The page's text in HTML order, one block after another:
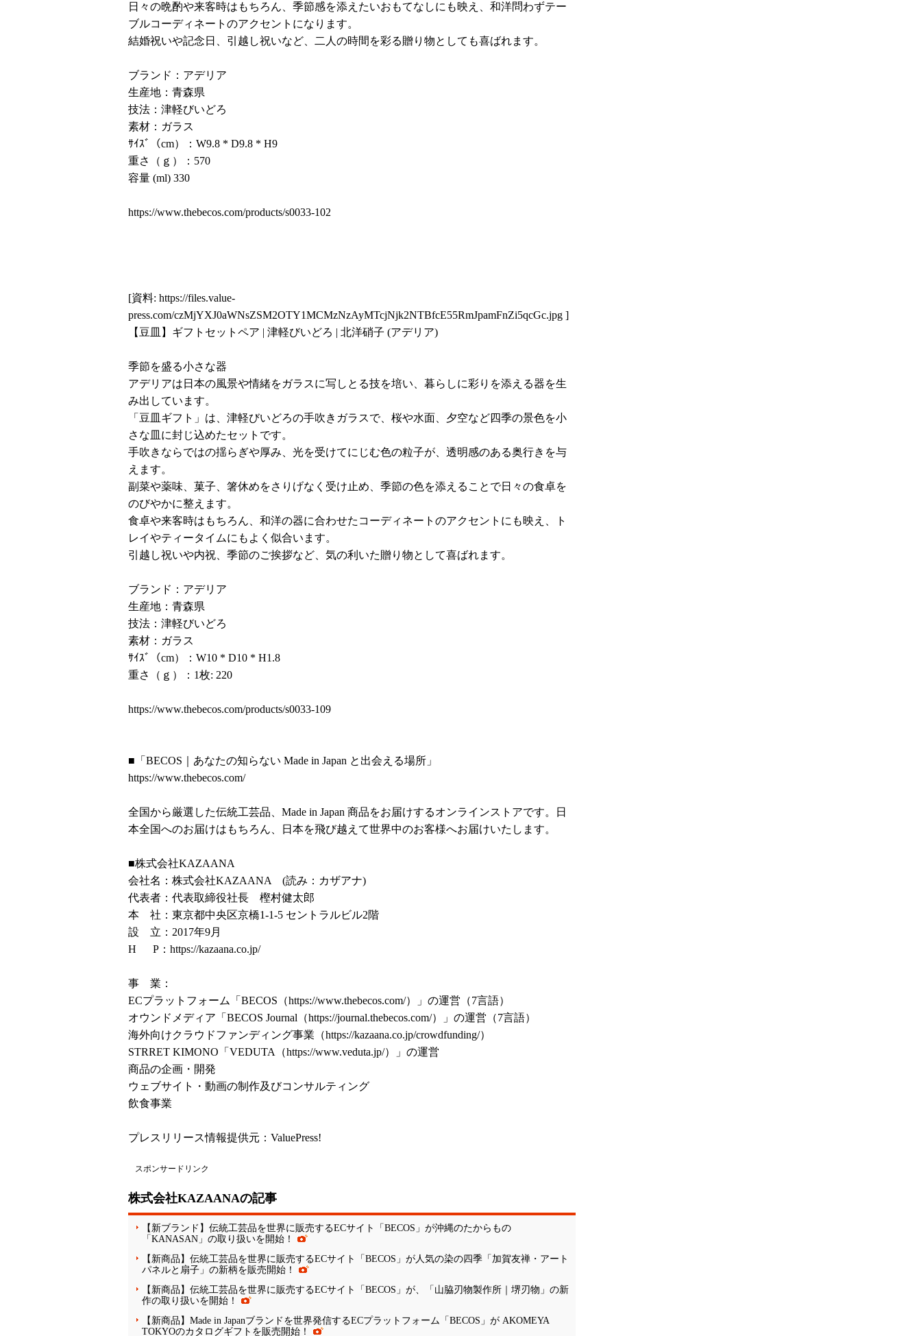
日々の晩酌や来客時はもちろん、季節感を添えたいおもてなしにも映え、和洋問わずテー
ブルコーディネートのアクセントになります。
結婚祝いや記念日、引越し祝いなど、二人の時間を彩る贈り物としても喜ばれます。
ブランド：アデリア
生産地：青森県
技法：津軽びいどろ
素材：ガラス
ｻｲｽﾞ（cm）：W9.8 * D9.8 * H9
重さ（ｇ）：570
容量 (ml) 330
https://www.thebecos.com/products/s0033-102
[資料: https://files.value-
press.com/czMjYXJ0aWNsZSM2OTY1MCMzNzAyMTcjNjk2NTBfcE55RmJpamFnZi5qcGc.jpg ]
【豆皿】ギフトセットペア | 津軽びいどろ | 北洋硝子 (アデリア)
季節を盛る小さな器
アデリアは日本の風景や情緒をガラスに写しとる技を培い、暮らしに彩りを添える器を生
み出しています。
「豆皿ギフト」は、津軽びいどろの手吹きガラスで、桜や水面、夕空など四季の景色を小
さな皿に封じ込めたセットです。
手吹きならではの揺らぎや厚み、光を受けてにじむ色の粒子が、透明感のある奥行きを与
えます。
副菜や薬味、菓子、箸休めをさりげなく受け止め、季節の色を添えることで日々の食卓を
のびやかに整えます。
食卓や来客時はもちろん、和洋の器に合わせたコーディネートのアクセントにも映え、ト
レイやティータイムにもよく似合います。
引越し祝いや内祝、季節のご挨拶など、気の利いた贈り物として喜ばれます。
ブランド：アデリア
生産地：青森県
技法：津軽びいどろ
素材：ガラス
ｻｲｽﾞ（cm）：W10 * D10 * H1.8
重さ（ｇ）：1枚: 220
https://www.thebecos.com/products/s0033-109
■「BECOS｜あなたの知らない Made in Japan と出会える場所」
https://www.thebecos.com/
全国から厳選した伝統工芸品、Made in Japan 商品をお届けするオンラインストアです。日
本全国へのお届けはもちろん、日本を飛び越えて世界中のお客様へお届けいたします。
■株式会社KAZAANA
会社名：株式会社KAZAANA (読み：カザアナ)
代表者：代表取締役社長 樫村健太郎
本 社：東京都中央区京橋1-1-5 セントラルビル2階
設 立：2017年9月
H P： https://kazaana.co.jp/
事 業：
ECプラットフォーム「BECOS（https://www.thebecos.com/）」の運営（7言語）
オウンドメディア「BECOS Journal（https://journal.thebecos.com/）」の運営（7言語）
海外向けクラウドファンディング事業（https://kazaana.co.jp/crowdfunding/）
STRRET KIMONO「VEDUTA（https://www.veduta.jp/）」の運営
商品の企画・開発
ウェブサイト・動画の制作及びコンサルティング
飲食事業
プレスリリース情報提供元： ValuePress!
スポンサードリンク
株式会社KAZAANAの記事
【新ブランド】伝統工芸品を世界に販売するECサイト「BECOS」が沖縄のたからもの
「KANASAN」の取り扱いを開始！
【新商品】伝統工芸品を世界に販売するECサイト「BECOS」が人気の染の四季「加賀友禅・アート
パネルと扇子」の新柄を販売開始！
【新商品】伝統工芸品を世界に販売するECサイト「BECOS」が、「山脇刃物製作所｜堺刃物」の新
作の取り扱いを開始！
【新商品】Made in Japanブランドを世界発信するECプラットフォーム「BECOS」が AKOMEYA
TOKYOのカタログギフトを販売開始！